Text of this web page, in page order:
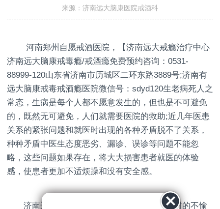
来源：济南远大脑康医院戒酒科
河南郑州自愿戒酒医院，【济南远大戒瘾治疗中心
济南远大脑康戒毒瘾/戒酒瘾免费预约咨询：0531-
88999-120山东省济南市历城区二环东路3889号;济南有
远大脑康戒毒戒酒瘾医院微信号：sdyd120生老病死人之
常态，生病是每个人都不愿意发生的，但也是不可避免
的，既然无可避免，人们就需要医院的救助;近几年医患
关系的紧张问题和就医时出现的各种矛盾脱不了关系，
种种矛盾中医生态度恶劣、漏诊、误诊等问题不能忽
略，这些问题如果存在，将大大损害患者就医的体验
感，使患者更加不适烦躁和没有安全感。
济南远大脑康医院为了避免造成患者就医时的不愉